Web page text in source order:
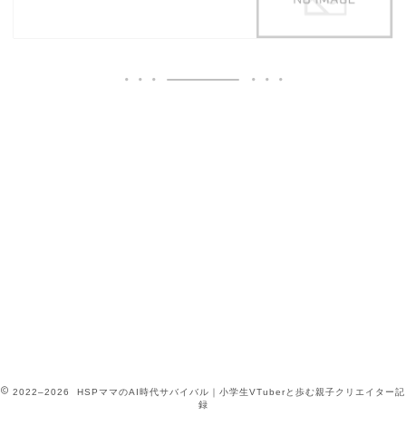
2022–2026 HSPママのAI時代サバイバル｜小学生VTuberと歩む親子クリエイター記
録